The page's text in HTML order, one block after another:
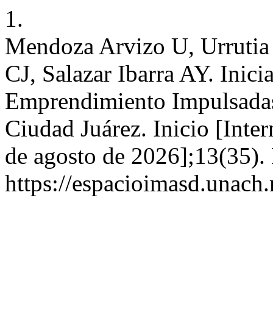
1.
Mendoza Arvizo U, Urrutia
CJ, Salazar Ibarra AY.
Emprendimiento
Ciudad Juárez. Inicio
de agosto de
https://